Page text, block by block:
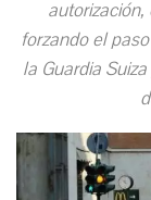
autorización,
forzando el
la Guardia